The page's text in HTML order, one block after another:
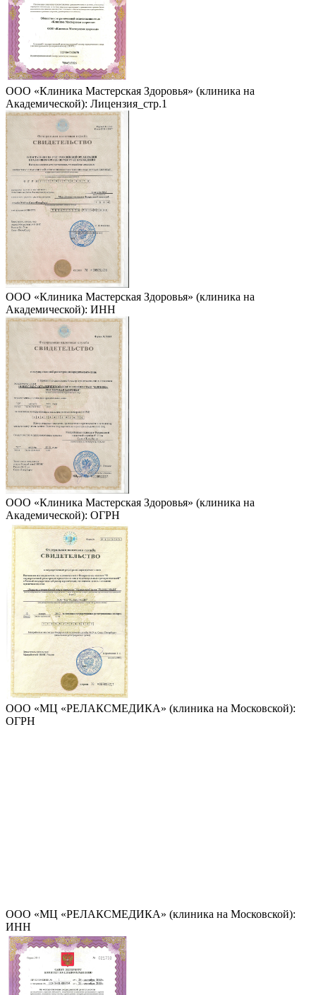
ООО «Клиника Мастерская Здоровья» (клиника на
Академической): Лицензия_стр.1
ООО «Клиника Мастерская Здоровья» (клиника на
Академической): ИНН
ООО «Клиника Мастерская Здоровья» (клиника на
Академической): ОГРН
ООО «МЦ «РЕЛАКСМЕДИКА» (клиника на Московской):
ОГРН
ООО «МЦ «РЕЛАКСМЕДИКА» (клиника на Московской):
ИНН